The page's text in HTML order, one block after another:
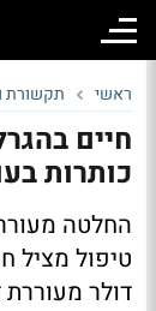
ראשי תקשורת
חיים
כותרות
החלטה
דולר מעוררת